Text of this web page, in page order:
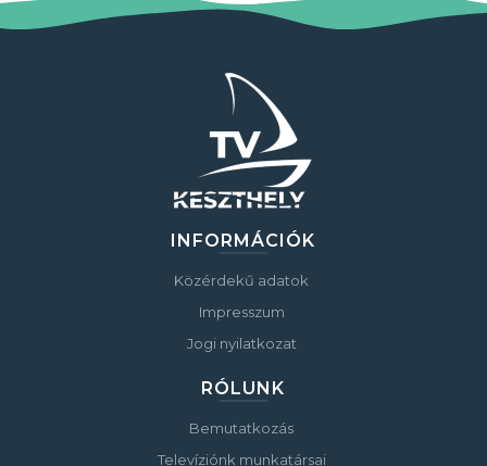
INFORMÁCIÓK
Közérdekű adatok
Impresszum
Jogi nyilatkozat
RÓLUNK
Bemutatkozás
Televíziónk munkatársai